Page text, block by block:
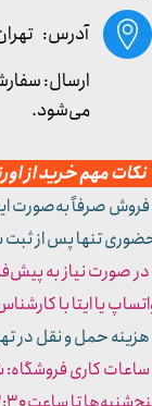
آدرس:
مهم خرید از
صرفاً به‌صورت
تنها پس از
صورت نیاز به
یا ایتا با کارشناس فروش
حمل و نقل در
ارسال:
می‌شود.